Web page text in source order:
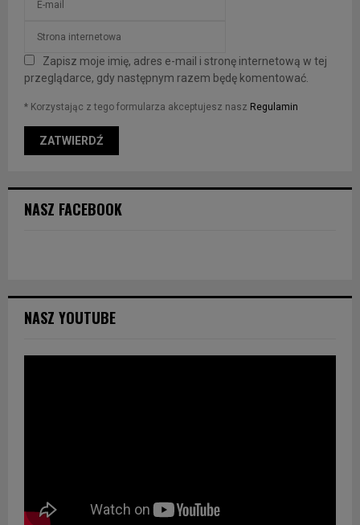
Zapisz moje imię, adres e-mail i stronę internetową w tej
przeglądarce, gdy następnym razem będę komentować.
* Korzystając z tego formularza akceptujesz nasz Regulamin
NASZ FACEBOOK
NASZ YOUTUBE